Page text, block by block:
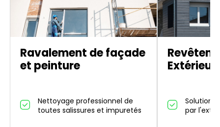
Ravalement de façade
et peinture
Nettoyage professionnel de
toutes salissures et impuretés
Extérieur
Solution
par